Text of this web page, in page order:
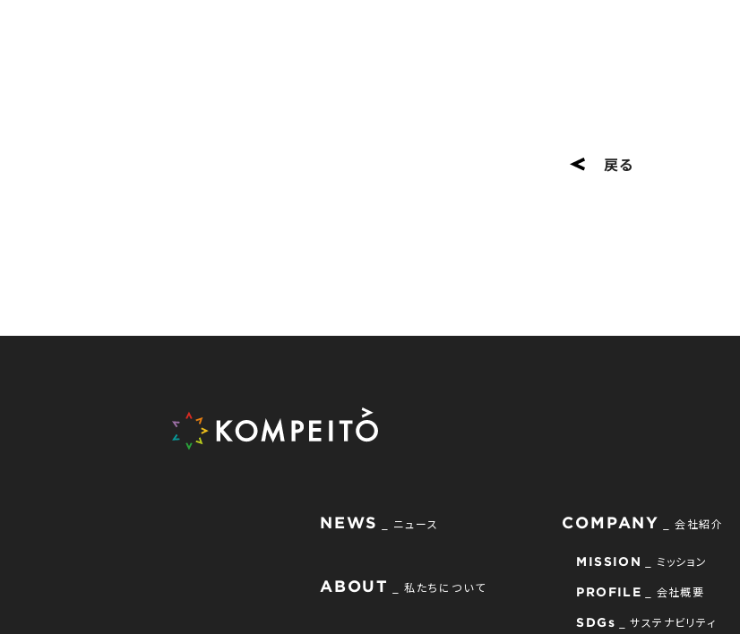
戻る
NEWS ニュース
ABOUT 私たちについて
COMPANY 会社紹介
MISSION ミッション
PROFILE 会社概要
SDGs サステナビリティ